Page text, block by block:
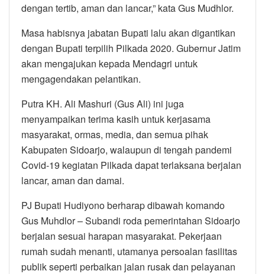
dengan tertib, aman dan lancar,” kata Gus Mudhlor.
Masa habisnya jabatan Bupati lalu akan digantikan
dengan Bupati terpilih Pilkada 2020. Gubernur Jatim
akan mengajukan kepada Mendagri untuk
mengagendakan pelantikan.
Putra KH. Ali Mashuri (Gus Ali) ini juga
menyampaikan terima kasih untuk kerjasama
masyarakat, ormas, media, dan semua pihak
Kabupaten Sidoarjo, walaupun di tengah pandemi
Covid-19 kegiatan Pilkada dapat terlaksana berjalan
lancar, aman dan damai.
PJ Bupati Hudiyono berharap dibawah komando
Gus Muhdlor – Subandi roda pemerintahan Sidoarjo
berjalan sesuai harapan masyarakat. Pekerjaan
rumah sudah menanti, utamanya persoalan fasilitas
publik seperti perbaikan jalan rusak dan pelayanan